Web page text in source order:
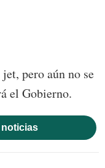
pero aún no se
el Gobierno.
noticias